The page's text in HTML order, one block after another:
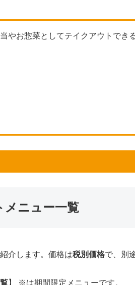
やお惣菜としてテイクアウトでき
メニュー一覧
介します。価格は税別価格で、別
】 ※は期間限定メニューです。